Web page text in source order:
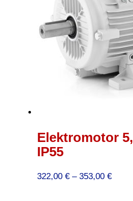
Elektromotor
IP55
322,00 € – 353,00 €